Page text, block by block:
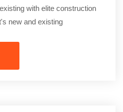
with elite construction
new and existing